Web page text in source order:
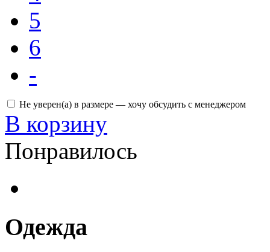
5
6
-
Не уверен(а) в размере — хочу обсудить с менеджером
В корзину
Понравилось
Одежда